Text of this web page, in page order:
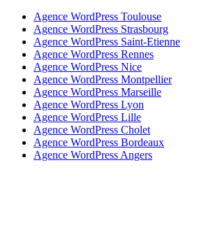
Agence WordPress Toulouse
Agence WordPress Strasbourg
Agence WordPress Saint-Etienne
Agence WordPress Rennes
Agence WordPress Nice
Agence WordPress Montpellier
Agence WordPress Marseille
Agence WordPress Lyon
Agence WordPress Lille
Agence WordPress Cholet
Agence WordPress Bordeaux
Agence WordPress Angers